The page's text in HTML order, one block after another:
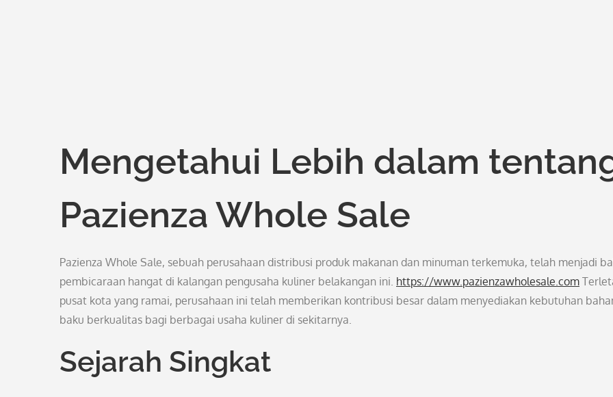
Mengetahui Lebih dalam
Pazienza Whole Sale
Pazienza Whole Sale, sebuah perusahaan distribusi produk makanan dan minuman terkemuka, telah menjadi
pembicaraan hangat di kalangan pengusaha kuliner belakangan ini. https://www.pazienzawholesale.com
pusat kota yang ramai, perusahaan ini telah memberikan kontribusi besar dalam menyediakan kebutuhan
baku berkualitas bagi berbagai usaha kuliner di sekitarnya.
Sejarah Singkat